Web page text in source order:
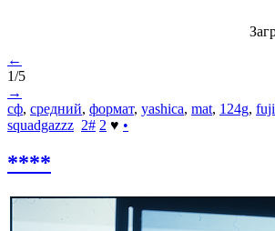
←
1/5
→
сф, средний, формат, yashica, mat, 124g, fuji
squadgazzz 2# 2 ♥ •
****